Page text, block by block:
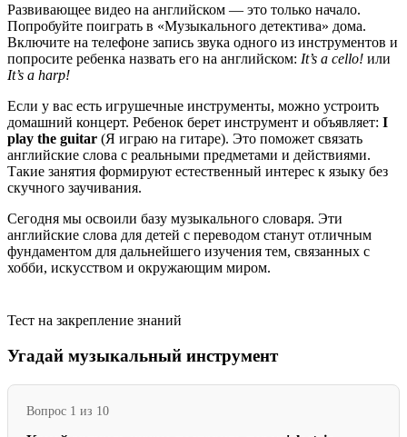
Развивающее видео на английском — это только начало.
Попробуйте поиграть в «Музыкального детектива» дома.
Включите на телефоне запись звука одного из инструментов и
попросите ребенка назвать его на английском: It’s a cello! или
It’s a harp!
Если у вас есть игрушечные инструменты, можно устроить
домашний концерт. Ребенок берет инструмент и объявляет: I
play the guitar (Я играю на гитаре). Это поможет связать
английские слова с реальными предметами и действиями.
Такие занятия формируют естественный интерес к языку без
скучного заучивания.
Сегодня мы освоили базу музыкального словаря. Эти
английские слова для детей с переводом станут отличным
фундаментом для дальнейшего изучения тем, связанных с
хобби, искусством и окружающим миром.
Тест на закрепление знаний
Угадай музыкальный инструмент
Вопрос 1 из 10